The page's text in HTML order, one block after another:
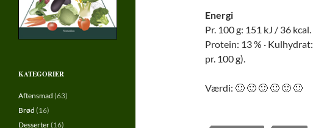
Energi
Pr. 100 g: 151 kJ / 36
Protein: 13 % ·
pr. 100 g).
Værdi: 🙂 🙂 🙂 🙂 🙂 🙂
KATEGORIER
Aftensmad (63)
Brød (16)
Desserter(16)